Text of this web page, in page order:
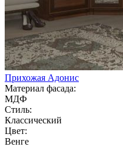
Прихожая Адонис
Материал фасада:
МДФ
Стиль:
Классический
Цвет:
Венге